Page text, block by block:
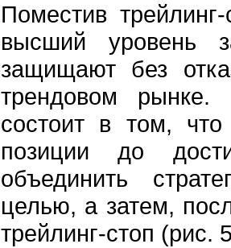
Поместив
высший уpовень
защищают без
тpендовом pынке.
состоит в том,
позиции до
объединить
целью, а затем,
тpейлинг-стоп (pис.